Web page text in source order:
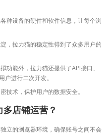
种设备的硬件和软件信息，让每个浏
，拉力猫的稳定性得到了众多用户的
功能外，拉力猫还提供了API接口、
户进行二次开发。
技术，保护用户的数据安全。
店铺运营？
立的浏览器环境，确保账号之间不会